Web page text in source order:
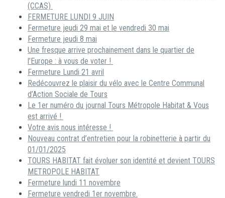
(CCAS)
FERMETURE LUNDI 9 JUIN
Fermeture jeudi 29 mai et le vendredi 30 mai
Fermeture jeudi 8 mai
Une fresque arrive prochainement dans le quartier de
l’Europe : à vous de voter !
Fermeture Lundi 21 avril
Redécouvrez le plaisir du vélo avec le Centre Communal
d’Action Sociale de Tours
Le 1er numéro du journal Tours Métropole Habitat & Vous
est arrivé !
Votre avis nous intéresse !
Nouveau contrat d’entretien pour la robinetterie à partir du
01/01/2025
TOURS HABITAT fait évoluer son identité et devient TOURS
METROPOLE HABITAT
Fermeture lundi 11 novembre
Fermeture vendredi 1er novembre.